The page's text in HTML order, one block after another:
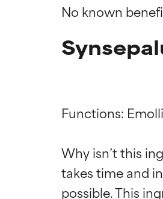
No known
Functions:
Why isn’t this
takes time and